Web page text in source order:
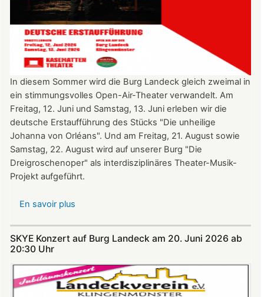
In diesem Sommer wird die Burg Landeck gleich zweimal in
ein stimmungsvolles Open-Air-Theater verwandelt. Am
Freitag, 12. Juni und Samstag, 13. Juni erleben wir die
deutsche Erstaufführung des Stücks "Die unheilige
Johanna von Orléans". Und am Freitag, 21. August sowie
Samstag, 22. August wird auf unserer Burg "Die
Dreigroschenoper" als interdisziplinäres Theater-Musik-
Projekt aufgeführt.
En savoir plus
Theatersommer
Burg
Landeck
SKYE Konzert auf Burg Landeck am 20. Juni 2026 ab
20:30 Uhr​​​​​​​​​​​​​​